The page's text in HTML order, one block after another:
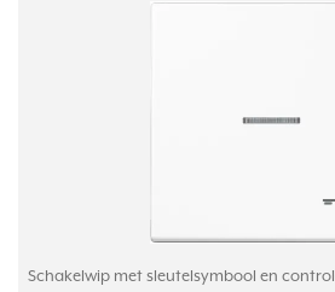
Schakelwip met sleutelsymbool en